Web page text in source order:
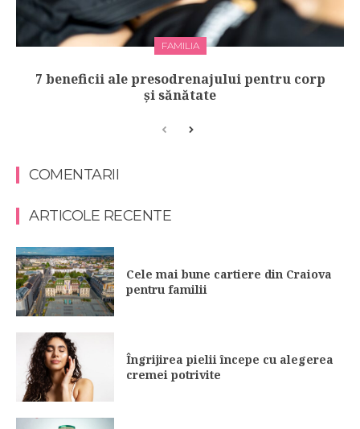
FAMILIA
7 beneficii ale presodrenajului pentru corp
și sănătate
COMENTARII
ARTICOLE RECENTE
Cele mai bune cartiere din Craiova
pentru familii
Îngrijirea pielii începe cu alegerea
cremei potrivite